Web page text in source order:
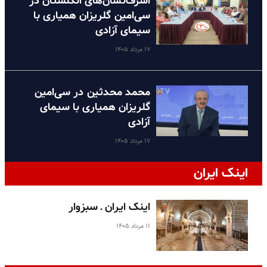
سی‌امین گلریزان همیاری با
سیمای آزادی
۱۷ مرداد ۱۴۰۵
محمد محدثین در سی‌امین
گلریزان همیاری با سیمای
آزادی
۱۷ مرداد ۱۴۰۵
اینک ایران
اینک ایران ـ سبزوار
۱۱ مرداد ۱۴۰۵